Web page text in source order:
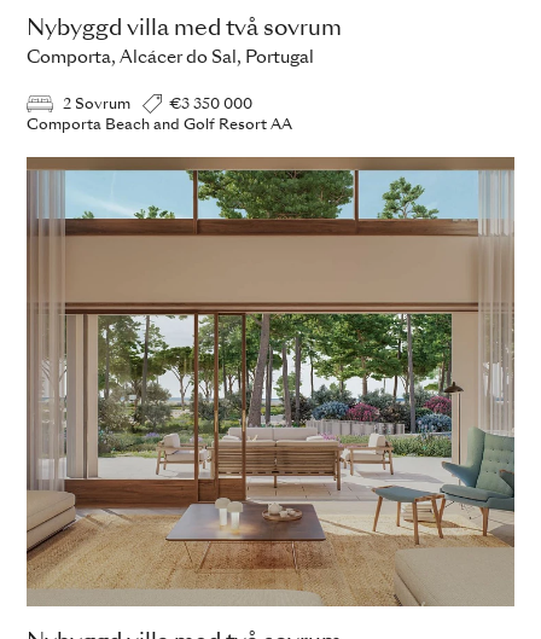
Nybyggd villa med två sovrum
Comporta, Alcácer do Sal, Portugal
2 Sovrum
€3 350 000
Comporta Beach and Golf Resort AA